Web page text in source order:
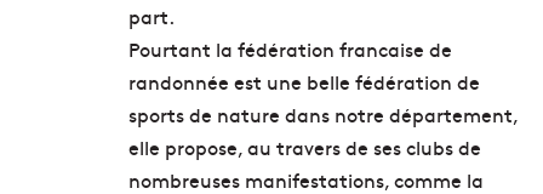
part.
Pourtant la fédération francaise de
randonnée est une belle fédération de
sports de nature dans notre département,
elle propose, au travers de ses clubs de
nombreuses manifestations, comme la